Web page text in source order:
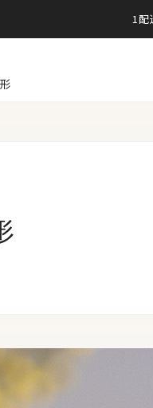
1配